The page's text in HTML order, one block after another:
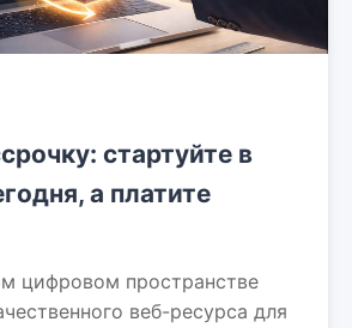
стартуйте в
а платите
цифровом пространстве
веб-ресурса для